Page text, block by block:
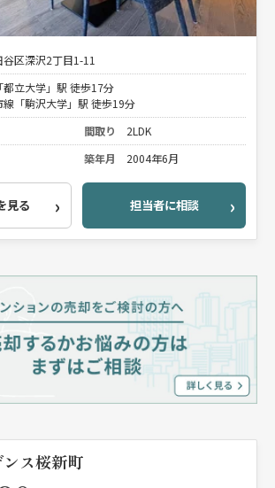
谷区深沢2丁目1-11
都立大学」駅 徒歩17分
線「駒沢大学」駅 徒歩19分
間取り
2LDK
築年月 2004年6月
見る 担当者に相談
ス桜新町